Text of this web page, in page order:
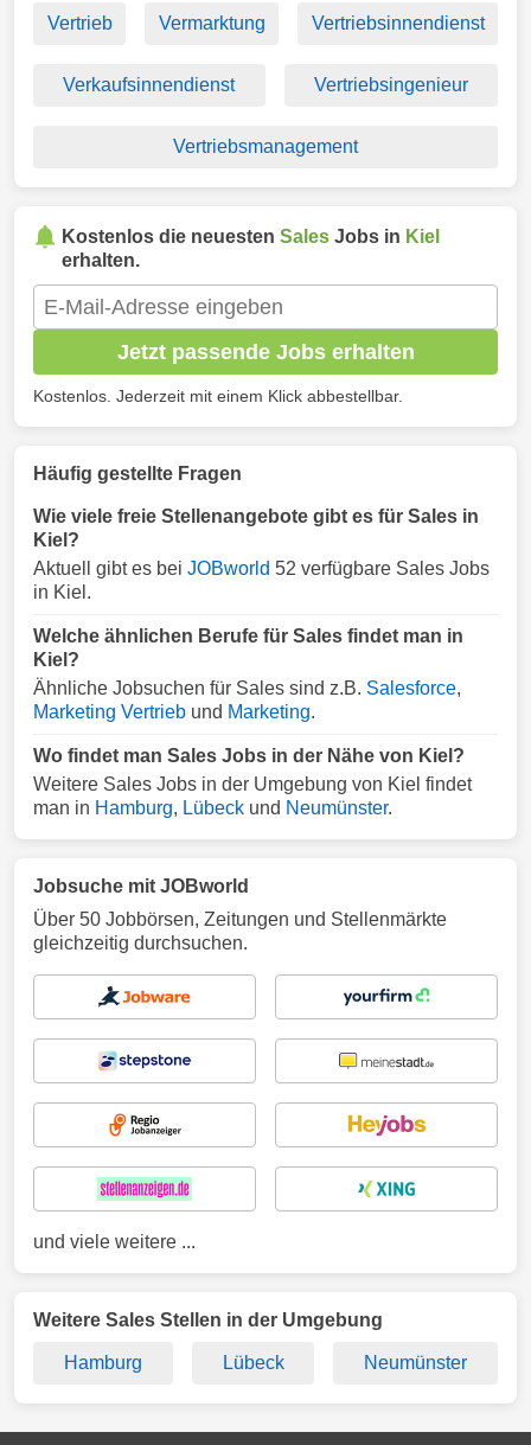
Vertrieb Vermarktung Vertriebsinnendienst
Verkaufsinnendienst Vertriebsingenieur
Vertriebsmanagement
Kostenlos die neuesten Sales Jobs in Kiel
erhalten.
Jetzt passende Jobs erhalten
Kostenlos. Jederzeit mit einem Klick abbestellbar.
Häufig gestellte Fragen
Wie viele freie Stellenangebote gibt es für Sales in
Kiel?
Aktuell gibt es bei JOBworld 52 verfügbare Sales Jobs
in Kiel.
Welche ähnlichen Berufe für Sales findet man in
Kiel?
Ähnliche Jobsuchen für Sales sind z.B. Salesforce,
Marketing Vertrieb und Marketing.
Wo findet man Sales Jobs in der Nähe von Kiel?
Weitere Sales Jobs in der Umgebung von Kiel findet
man in Hamburg, Lübeck und Neumünster.
Jobsuche mit JOBworld
Über 50 Jobbörsen, Zeitungen und Stellenmärkte
gleichzeitig durchsuchen.
und viele weitere ...
Weitere Sales Stellen in der Umgebung
Hamburg Lübeck Neumünster